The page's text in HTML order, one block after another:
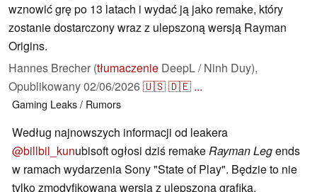
wznowić grę po 13 latach i wydać ją jako remake, który
zostanie dostarczony wraz z ulepszoną wersją Rayman
Origins.
Hannes Brecher (tłumaczenie DeepL / Ninh Duy),
Opublikowany02/06/2026🇺🇸🇩🇪 ...
Gaming Leaks / Rumors
Według najnowszych informacji od leakera
@billbil_kunubisoft ogłosi dziś remakeRayman Legends
w ramach wydarzenia Sony "State of Play". Będzie to nie
tylko zmodyfikowana wersja z ulepszoną grafiką,